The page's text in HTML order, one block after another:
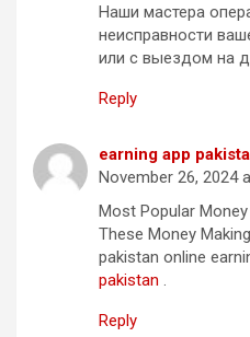
Наши мастера
неисправности
или с выездом на
Reply
earning app
November 26, 2024
Most Popular
These Money
pakistan online
pakistan .
Reply